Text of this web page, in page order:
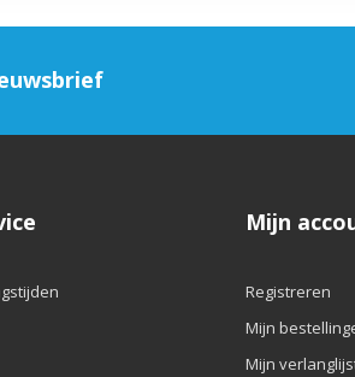
Mijn
Registreren
Mijn
Mijn